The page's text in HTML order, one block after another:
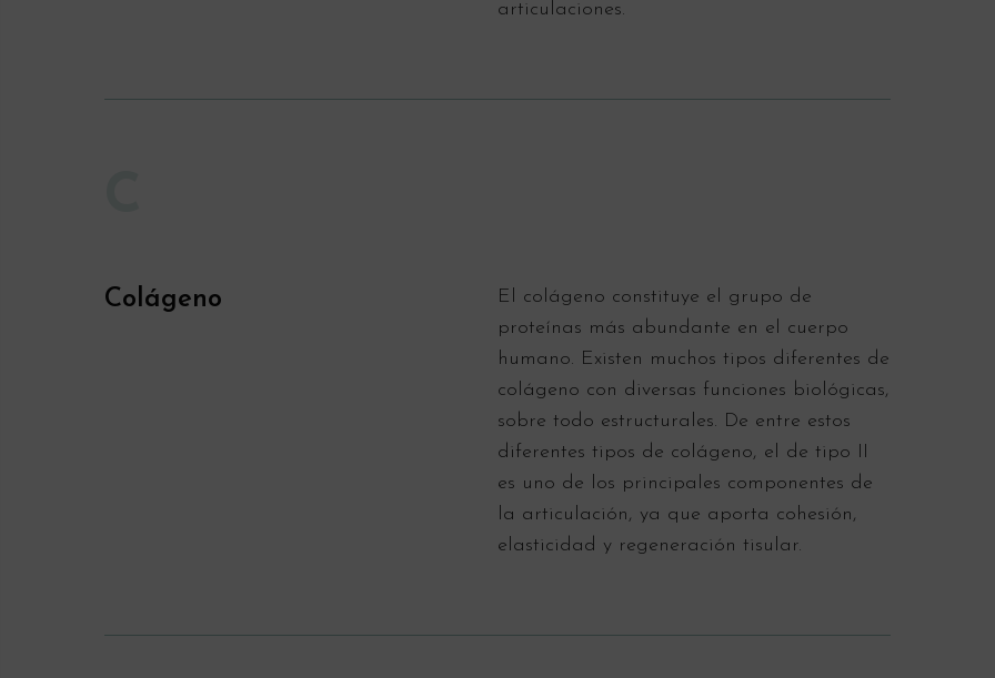
articulaciones.
Colágeno
El colágeno constituye el grupo de
proteínas más abundante en el cuerpo
humano. Existen muchos tipos diferentes de
colágeno con diversas funciones biológicas,
sobre todo estructurales. De entre estos
diferentes tipos de colágeno, el de tipo II
es uno de los principales componentes de
la articulación, ya que aporta cohesión,
elasticidad y regeneración tisular.